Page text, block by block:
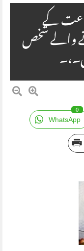
کے
والے شخص
WhatsApp
0